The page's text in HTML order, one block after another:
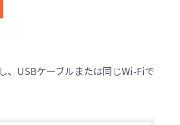
、USBケーブルまたは同じWi-Fiで